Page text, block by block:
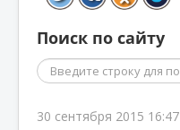
Поиск по сайту
Поиск
30 сентября 2015 16:47